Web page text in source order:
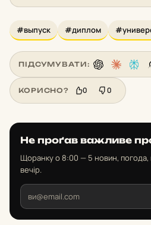
#выпуск #диплом
ПІДСУМУВАТИ:
КОРИСНО? 0 0
Не проґав важливе
Щоранку о 8:00 — 5 новин, погода,
вечір.